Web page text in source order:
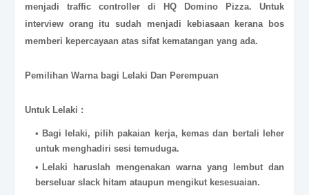
menjadi traffic controller di HQ Domino Pizza. Untuk
interview orang itu sudah menjadi kebiasaan kerana bos
memberi kepercayaan atas sifat kematangan yang ada.
Pemilihan Warna bagi Lelaki Dan Perempuan
Untuk Lelaki :
Bagi lelaki, pilih pakaian kerja, kemas dan bertali leher
untuk menghadiri sesi temuduga.
Lelaki haruslah mengenakan warna yang lembut dan
berseluar slack hitam ataupun mengikut kesesuaian.